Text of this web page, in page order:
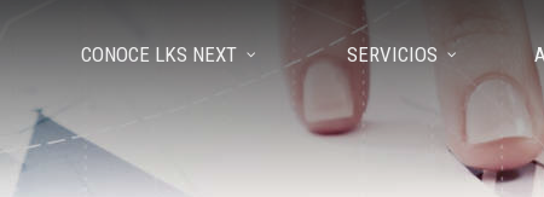
CONOCE LKS NEXT SERVICIOS